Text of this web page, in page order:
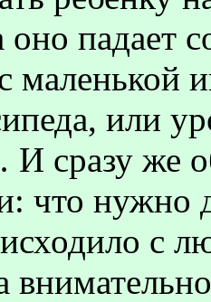
падает
маленькой
или
сразу же
что нужно
с